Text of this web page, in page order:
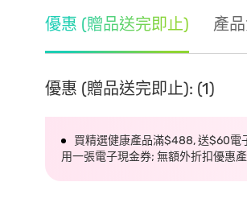
優惠 (贈品送完即止) 產
優惠 (贈品送完即止): (1)
買精選健康產品滿$488, 送$60電
用一張電子現金券; 無額外折扣優惠